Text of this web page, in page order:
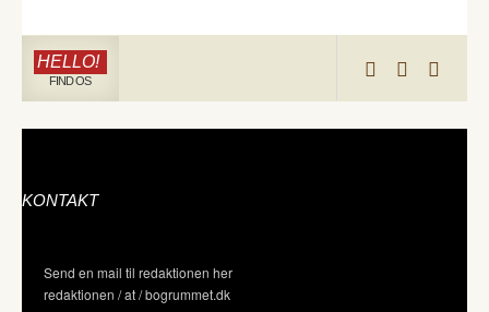
HELLO!
FIND OS
KONTAKT
Send en mail til redaktionen her
redaktionen / at / bogrummet.dk